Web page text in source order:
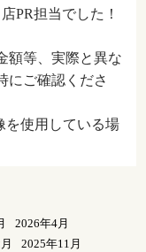
PR担当でした！
額等、実際と異な
にご確認くださ
を使用している場
2026年4月
2025年11月